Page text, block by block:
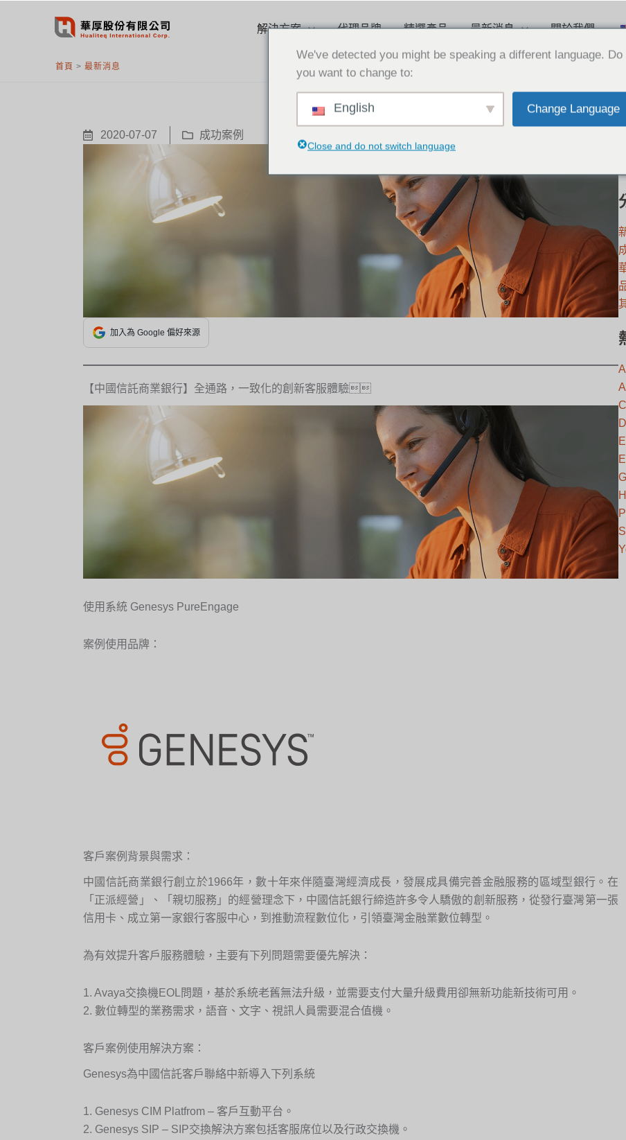
解決方案 代理品牌 精選產品 最新消息 關於我們
首頁 > 最新消息
2020-07-07 成功案例
加入為 Google 偏好來源
【中國信託商業銀行】全通路，一致化的創新客服體驗
使用系統 Genesys PureEngage
案例使用品牌：
客戶案例背景與需求：
中國信託商業銀行創立於1966年，數十年來伴隨臺灣經濟成長，發展成具備完善金融服務的區域型銀行。在
「正派經營」、「親切服務」的經營理念下，中國信託銀行締造許多令人驕傲的創新服務，從發行臺灣第一張
信用卡、成立第一家銀行客服中心，到推動流程數位化，引領臺灣金融業數位轉型。
為有效提升客戶服務體驗，主要有下列問題需要優先解決：
1. Avaya交換機EOL問題，基於系統老舊無法升級，並需要支付大量升級費用卻無新功能新技術可用。
2. 數位轉型的業務需求，語音、文字、視訊人員需要混合值機。
客戶案例使用解決方案：
Genesys為中國信託客戶聯絡中新導入下列系統
1. Genesys CIM Platfrom – 客戶互動平台。
2. Genesys SIP – SIP交換解決方案包括客服席位以及行政交換機。
We've detected you might be speaking a different language. Do
you want to change to:
English Change Language
Close and do not switch language